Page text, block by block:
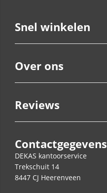
Snel winkelen
Over ons
Reviews
Contactgegevens
DEKAS kantoorservice
Trekschuit 14
8447 CJ Heerenveen